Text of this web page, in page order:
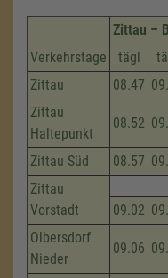
Zittau –
Verkehrstage
tägl
Zittau
08.47
Zittau
Haltepunkt
08.52
Zittau Süd 08.57
Zittau
Vorstadt
09.02
Olbersdorf
Nieder
09.06